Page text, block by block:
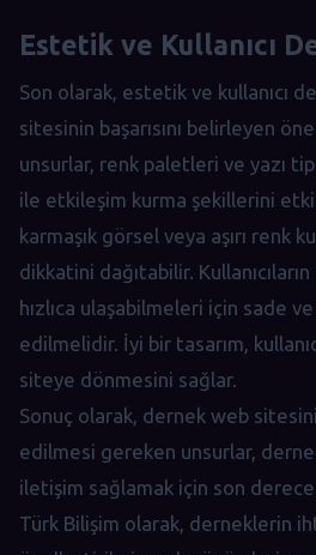
Estetik ve Kullanıcı
Son olarak, estetik ve kullanıcı
sitesinin başarısını belirleyen
unsurlar, renk paletleri ve yazı
ile etkileşim kurma şekillerini
karmaşık görsel veya aşırı renk
dikkatini dağıtabilir.
hızlıca ulaşabilmeleri için sade
edilmelidir. İyi bir tasarım,
siteye dönmesini sağlar.
Sonuç olarak, dernek web
edilmesi gereken unsurlar,
iletişim sağlamak için son
Türk Bilişim olarak, derneklerin